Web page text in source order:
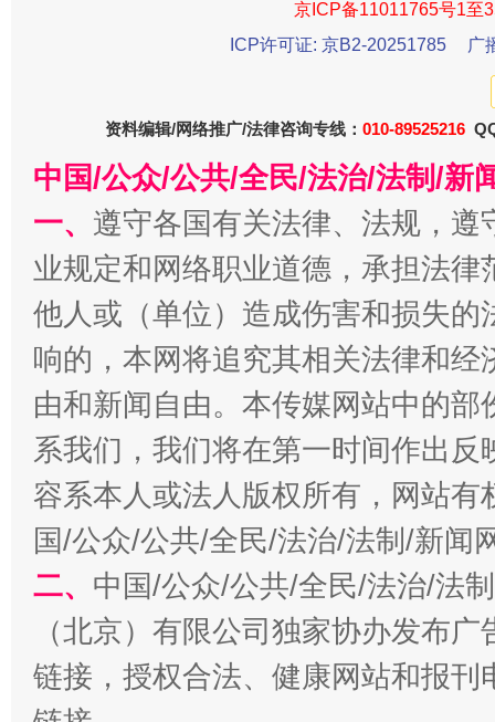
一批国家标准开始实施 从
从幼儿园到大学，有这些资助 “
京ICP备11011765号1至
ICP许可证: 京B2-20251785
广
资料编辑/网络推广/法律咨询专线： 010-89525216
中国/公众/公共/全民/法治/法制/新
一、 遵守各国有关法律、法规，
业规定和网络职业道德，承担法
他人或（单位）造成伤害和损失
响的，本网将追究其相关法律和
由和新闻自由。本传媒网站中的
系我们，我们将在第一时间作出
容系本人或法人版权所有，网站
国/公众/公共/全民/法治/法制/新闻
二、 中国/公众/公共/全民/法治/法
（北京）有限公司独家协办发布
链接，授权合法、健康网站和报